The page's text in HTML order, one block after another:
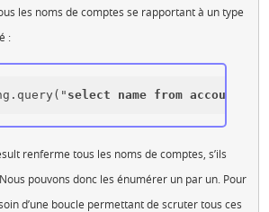
les noms de comptes se rapportant à un type
:
select name from account
renferme tous les noms de comptes, s’ils
pouvons donc les énumérer un par un. Pour
d’une boucle permettant de scruter tous ces